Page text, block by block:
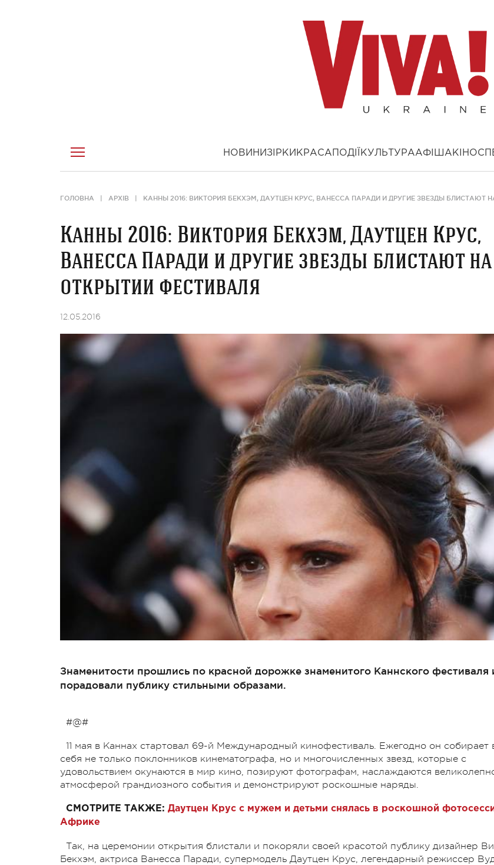
НОВИНИ ЗІРКИ КРАСА ПОДІЇ КУЛЬТУРААФІША КІНО
ГОЛОВНА АРХІВ КАННЫ 2016: ВИКТОРИЯ БЕКХЭМ, ДАУТЦЕН КРУС, ВАНЕССА ПАРАДИ И ДРУГИЕ ЗВЕЗДЫ БЛИСТАЮТ
Канны 2016: Виктория Бекхэм, Даутцен Крус,
Ванесса Паради и другие звезды блистают на
открытии фестиваля
12.05.2016
Знаменитости прошлись по красной дорожке знаменитого Каннского фестиваля
порадовали публику стильными образами.
#@#
11 мая в Каннах стартовал 69-й Международный кинофестиваль. Ежегодно он собирает
себя не только поклонников кинематографа, но и многочисленных звезд, которые с
удовольствием окунаются в мир кино, позируют фотографам, наслаждаются
атмосферой грандиозного события и демонстрируют роскошные наряды.
СМОТРИТЕ ТАКЖЕ: Даутцен Крус с мужем и детьми снялась в роскошной
Африке
Так, на церемонии открытия блистали и покоряли своей красотой публику дизайнер
Бекхэм, актриса Ванесса Паради, супермодель Даутцен Крус, легендарный режиссер